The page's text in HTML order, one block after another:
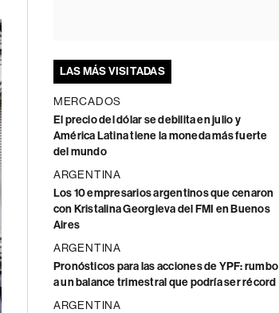
LAS MÁS VISITADAS
MERCADOS
El precio del dólar se debilita en julio y
América Latina tiene la moneda más fuerte
del mundo
ARGENTINA
Los 10 empresarios argentinos que cenaron
con Kristalina Georgieva del FMI en Buenos
Aires
ARGENTINA
Pronósticos para las acciones de YPF: rumbo
a un balance trimestral que podría ser récord
ARGENTINA